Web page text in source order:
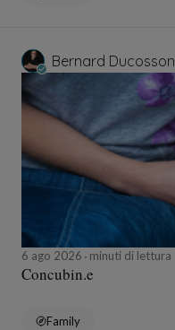
Bernard Ducosson
6 ago 2026 minuti di lettura
Concubin.e
Family